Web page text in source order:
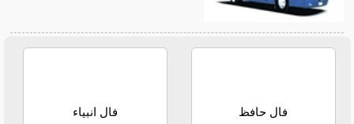
فال حافظ فال انبیاء